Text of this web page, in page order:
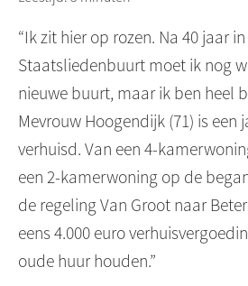
“Ik zit hier op rozen. Na 40 jaar
Staatsliedenbuurt moet ik nog
nieuwe buurt, maar ik ben heel
Mevrouw Hoogendijk (71) is een
verhuisd. Van een 4-
een 2-kamerwoning op de
de regeling Van Groot naar
eens 4.000 euro
oude huur houden.”